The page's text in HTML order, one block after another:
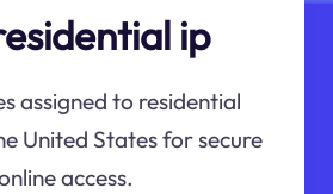
ip
assigned to residential
United States for secure
access.